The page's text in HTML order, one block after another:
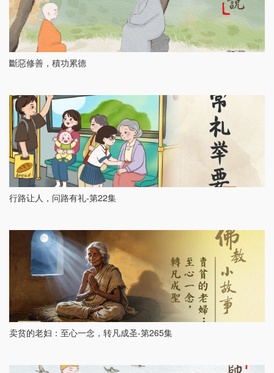
斷惡修善，積功累德
行路让人，问路有礼-第22集
卖贫的老妇：至心一念，转凡成圣-第265集